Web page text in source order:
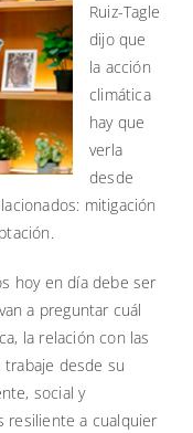
Ruiz-Tagle
dijo que
la acción
climática
hay que
verla
desde
mitigación
hoy en día debe ser
a preguntar cuál
la relación con las
desde su
social y
resiliente a cualquier